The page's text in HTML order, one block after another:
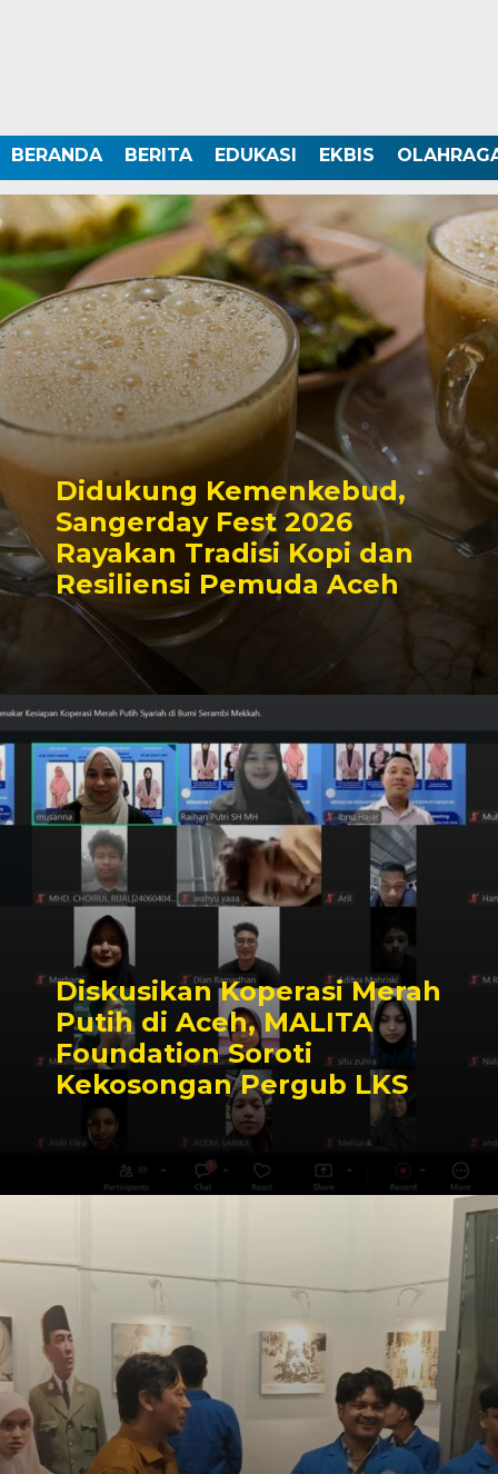
BERANDA BERITA EDUKASI EKBIS
Didukung Kemenkebud,
Sangerday Fest 2026
Rayakan Tradisi Kopi dan
Resiliensi Pemuda Aceh
Diskusikan Koperasi Merah
Putih di Aceh, MALITA
Foundation Soroti
Kekosongan Pergub LKS